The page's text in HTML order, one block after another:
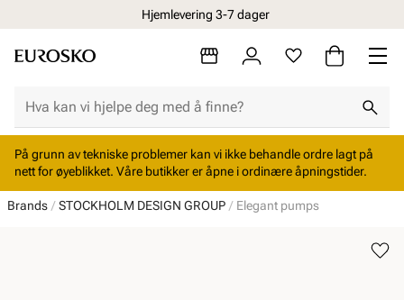
Hjemlevering 3-7 dager
På grunn av tekniske problemer kan vi ikke behandle ordre lagt på
nett for øyeblikket. Våre butikker er åpne i ordinære åpningstider.
Brands STOCKHOLM DESIGN GROUP Elegant pumps